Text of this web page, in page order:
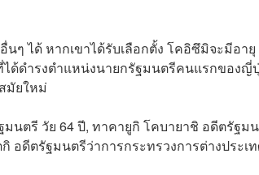
ได้ หากเขาได้รับเลือกตั้ง โคอิซึมิจะมีอายุ
ได้ดำรงตำแหน่งนายกรัฐมนตรีคนแรกของญี่
มัยใหม่
นตรี วัย 64 ปี, ทาคายูกิ โคบายาชิ อดีตรัฐม
อดีตรัฐมนตรีว่าการกระทรวงการต่างประเ